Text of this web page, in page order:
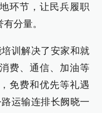
环节，让民兵履职
分量。
训解决了安家和就
费、通信、加油等
免费和优先等礼遇
运输连排长阙晓一